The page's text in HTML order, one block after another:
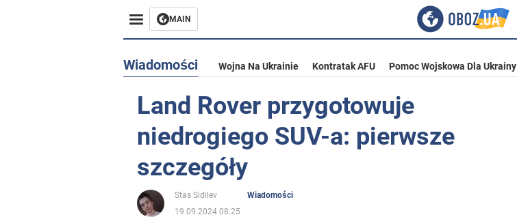
MAIN
Wiadomości Wojna Na Ukrainie Kontratak AFU Pomoc Wojskowa Dla Ukrainy
Land Rover przygotowuje
niedrogiego SUV-a: pierwsze
szczegóły
Stas Sidilev
Wiadomości
19.09.2024 08:25